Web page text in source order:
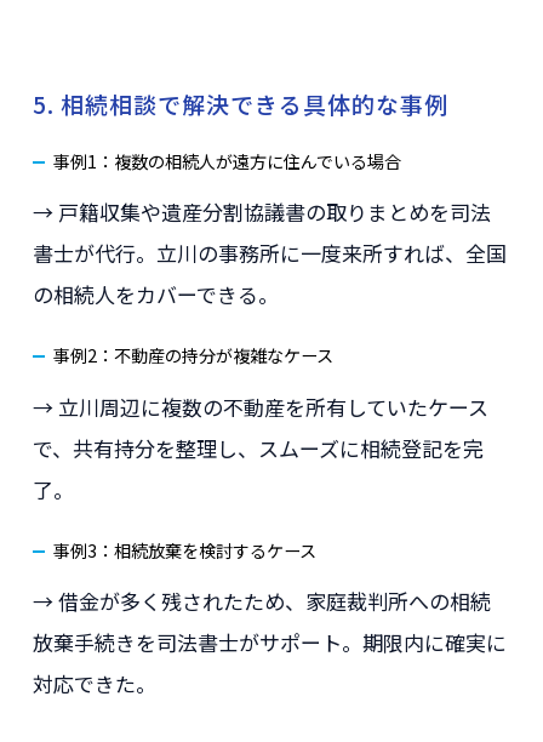
5. 相続相談で解決できる具体的な事例
事例1：複数の相続人が遠方に住んでいる場合
→ 戸籍収集や遺産分割協議書の取りまとめを司法
書士が代行。立川の事務所に一度来所すれば、全国
の相続人をカバーできる。
事例2：不動産の持分が複雑なケース
→ 立川周辺に複数の不動産を所有していたケース
で、共有持分を整理し、スムーズに相続登記を完
了。
事例3：相続放棄を検討するケース
→ 借金が多く残されたため、家庭裁判所への相続
放棄手続きを司法書士がサポート。期限内に確実に
対応できた。